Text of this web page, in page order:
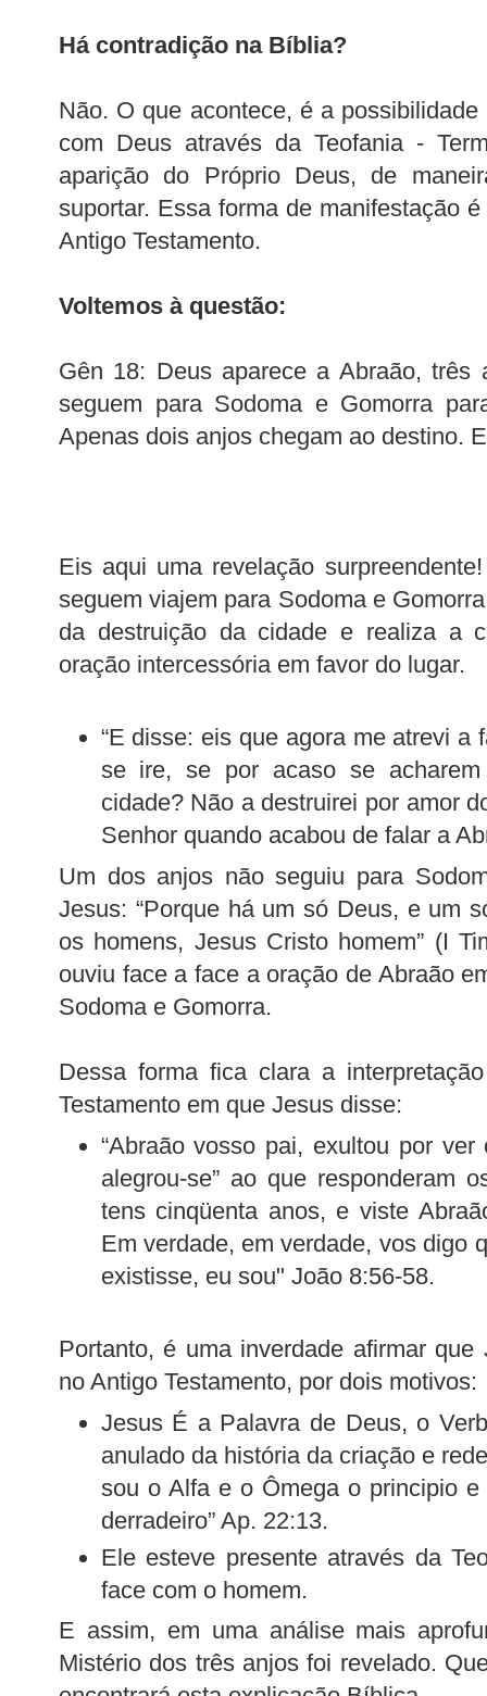
Há contradição na Bíblia?
Não. O que acontece, é a
com Deus através da Teofania -
aparição do Próprio Deus, de
suportar. Essa forma de manifestação
Antigo Testamento.
Voltemos à questão:
Gên 18: Deus aparece a Abraão, três
seguem para Sodoma e Gomorra
Apenas dois anjos chegam ao destino.
Eis aqui uma revelação
seguem viajem para Sodoma e
da destruição da cidade e realiza a
oração intercessória em favor do lugar.
“E disse: eis que agora me atrevi a
se ire, se por acaso se
cidade? Não a destruirei por amor
Senhor quando acabou de falar a
Um dos anjos não seguiu para
Jesus: “Porque há um só Deus, e um
os homens, Jesus Cristo homem” (I
ouviu face a face a oração de Abraão
Sodoma e Gomorra.
Dessa forma fica clara a
Testamento em que Jesus disse:
“Abraão vosso pai, exultou por
alegrou-se” ao que responderam
tens cinqüenta anos, e viste
Em verdade, em verdade, vos digo
existisse, eu sou" João 8:56-58.
Portanto, é uma inverdade afirmar
no Antigo Testamento, por dois motivos:
Jesus É a Palavra de Deus, o
anulado da história da criação e
sou o Alfa e o Ômega o principio
derradeiro” Ap. 22:13.
Ele esteve presente através da
face com o homem.
E assim, em uma análise mais
Mistério dos três anjos foi revelado.